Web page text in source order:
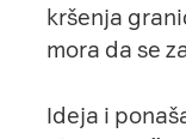
kršenja
mora da se
Ideja i